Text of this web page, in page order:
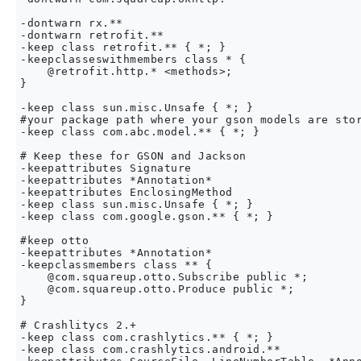
-dontwarn rx.**
-dontwarn retrofit.**
-keep class retrofit.** { *; }
-keepclasseswithmembers class * {
    @retrofit.http.* <methods>;
}
-keep class sun.misc.Unsafe { *; }
#your package path where your gson models are
-keep class com.abc.model.** { *; }
# Keep these for GSON and Jackson
-keepattributes Signature
-keepattributes *Annotation*
-keepattributes EnclosingMethod
-keep class sun.misc.Unsafe { *; }
-keep class com.google.gson.** { *; }
#keep otto
-keepattributes *Annotation*
-keepclassmembers class ** {
    @com.squareup.otto.Subscribe public *;
    @com.squareup.otto.Produce public *;
}
# Crashlitycs 2.+
-keep class com.crashlytics.** { *; }
-keep class com.crashlytics.android.**